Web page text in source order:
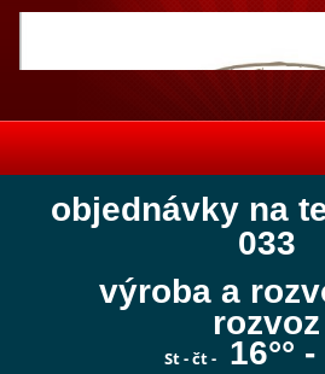
objednávky na
033
výroba a
rozvoz
St - čt - 16°° -